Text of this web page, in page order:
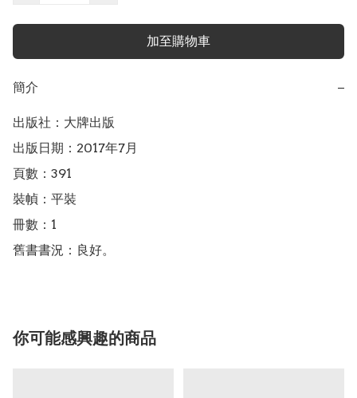
加至購物車
簡介 −
出版社：大牌出版
出版日期：2017年7月
頁數：391
裝幀：平裝
冊數：1
舊書書況：良好。
你可能感興趣的商品